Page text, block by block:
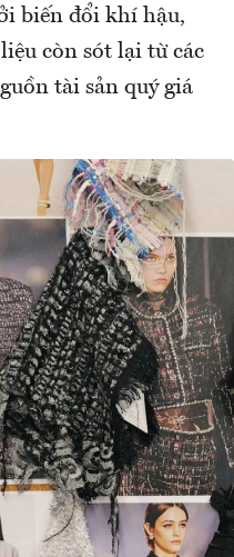
biến đổi khí hậu,
còn sót lại từ các
tài sản quý giá